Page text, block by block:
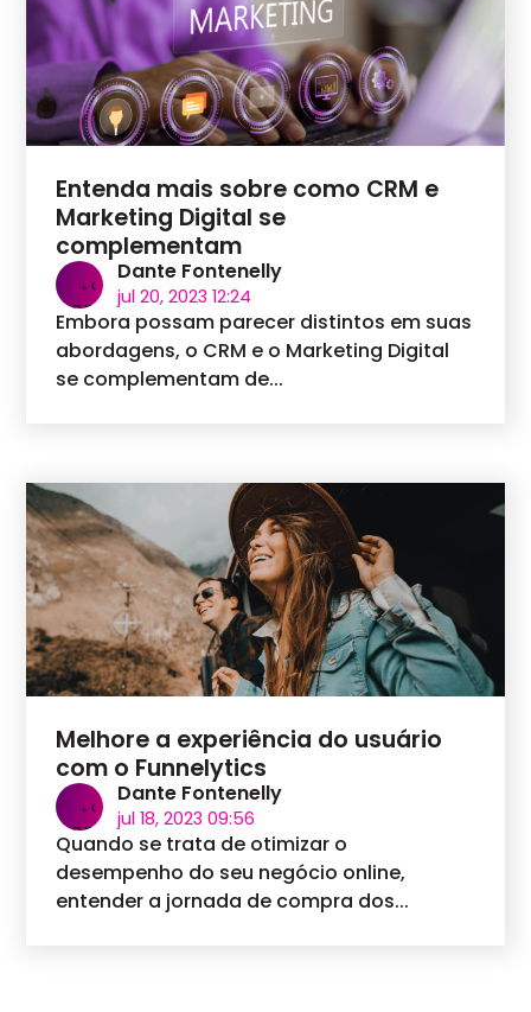
Entenda mais sobre como CRM e
Marketing Digital se
complementam
Dante Fontenelly
jul 20, 2023 12:24
Embora possam parecer distintos em suas
abordagens, o CRM e o Marketing Digital
se complementam de...
Melhore a experiência do usuário
com o Funnelytics
Dante Fontenelly
jul 18, 2023 09:56
Quando se trata de otimizar o
desempenho do seu negócio online,
entender a jornada de compra dos...